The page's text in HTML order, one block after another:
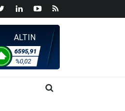
ALTIN
6595,91
%0,02